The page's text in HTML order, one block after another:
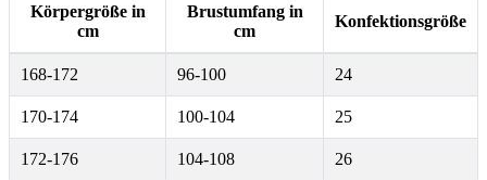
Körpergröße in
cm
Brustumfang in
cm
Konfektionsgröße
168-172 96-100 24
170-174 100-104 25
172-176 104-108 26